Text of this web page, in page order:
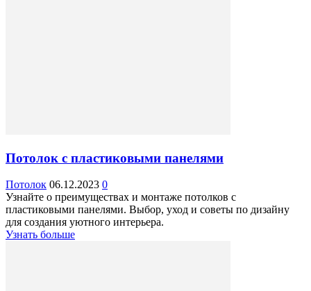
Потолок с пластиковыми панелями
Потолок 06.12.2023 0
Узнайте о преимуществах и монтаже потолков с
пластиковыми панелями. Выбор, уход и советы по дизайну
для создания уютного интерьера.
Узнать больше